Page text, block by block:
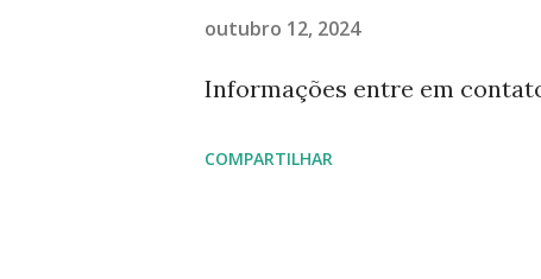
https://pay.hotmart.com/
https://pay.hotmart.com/
histórias interessantes. O
outubro 12, 2024
Informações entre em
COMPARTILHAR